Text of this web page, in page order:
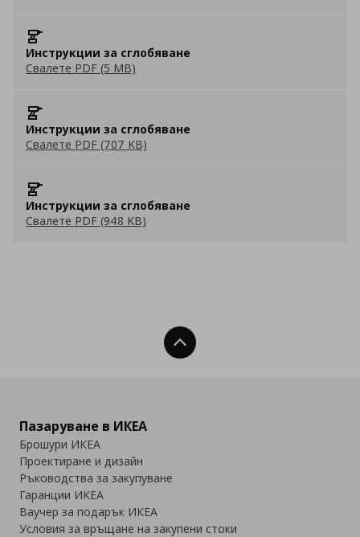
Инструкции за сглобяване
Свалете PDF (5 MB)
Инструкции за сглобяване
Свалете PDF (707 KB)
Инструкции за сглобяване
Свалете PDF (948 KB)
Нагоре
Пазаруване в ИКЕА
Брошури ИКЕА
Проектиране и дизайн
Ръководства за закупуване
Гаранции ИКЕА
Ваучер за подарък ИКЕА
Условия за връщане на закупени стоки